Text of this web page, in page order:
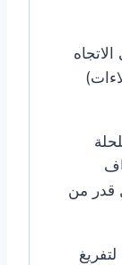
قدر من